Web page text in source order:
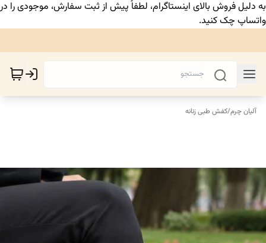
به دلیل فروش بالای اینستاگرام، لطفاً پیش از ثبت سفارش، موجودی را در
واتساپ چک کنید.
آلیان چرم/کفش طبی زنانه